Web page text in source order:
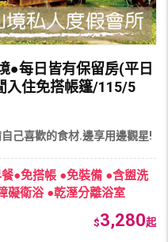
●每日皆有保留房(平日
入住免搭帳篷/115/5
己喜歡的食材.邊享用邊觀星!
●免搭帳 ●免裝備 ●含盥洗
礙衛浴 ●乾溼分離浴室
$3,280起